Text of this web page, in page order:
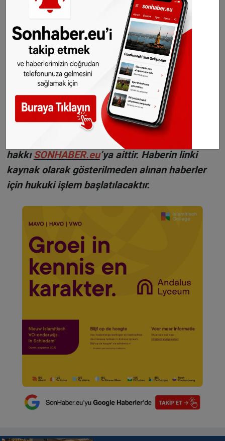
Dünyanın en güçlü ve en
zayıf pasaportları belli
oldu
WhatsAppta ücretsiz bültenimize abone olun,
Hollanda ve diğer Avrupa ülkeleri gündeminden
seçtiğimiz haberler her gün telefonunuza
Abone olmak için tıklayın
Sitemizde yayımlanan haberlerin her türlü
hakkıSONHABER.eu’ya aittir. Haberin linki
kaynak olarak gösterilmeden alınan haberler
için hukuki işlem başlatılacaktır.